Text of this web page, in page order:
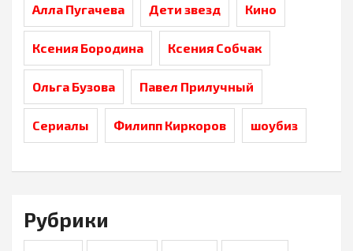
Алла Пугачева Дети звезд Кино
Ксения Бородина Ксения Собчак
Ольга Бузова Павел Прилучный
Сериалы Филипп Киркоров шоубиз
Рубрики